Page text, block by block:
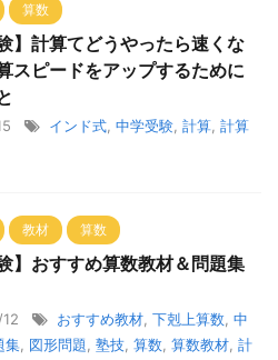
算数
】計算てどうやったら速くな
スピードをアップするために
インド式 中学受験 計算 計算
教材 算数
】おすすめ算数教材＆問題集
おすすめ教材 下剋上算数 中
集 図形問題 塾技 算数 算数教材 計